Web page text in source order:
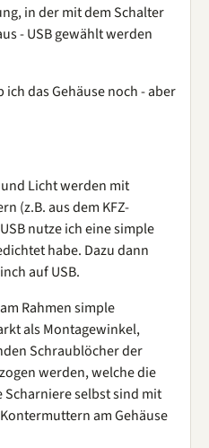
in der mit dem Schalter
- USB gewählt werden
das Gehäuse noch - aber
Licht werden mit
(z.B. aus dem KFZ-
nutze ich eine simple
habe. Dazu dann
auf USB.
Rahmen simple
als Montagewinkel,
Schraublöcher der
werden, welche die
Scharniere selbst sind mit
am Gehäuse